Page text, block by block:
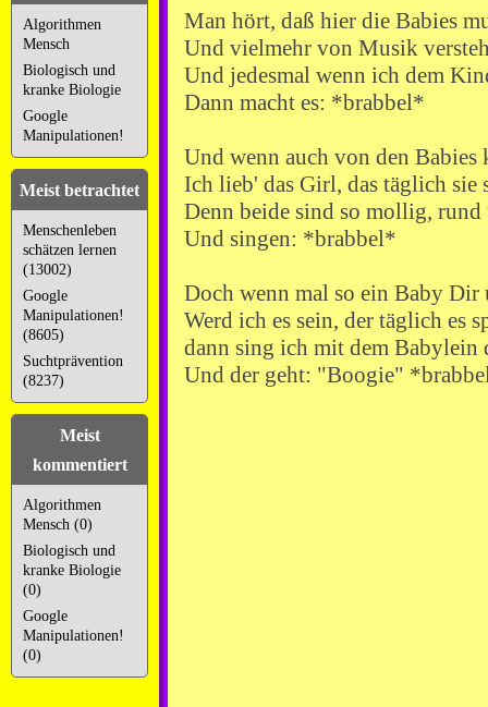
Algorithmen
Mensch
Biologisch und
kranke Biologie
Google
Manipulationen!
Meist betrachtet
Menschenleben
schätzen lernen
(13002)
Google
Manipulationen!
(8605)
Suchtprävention
(8237)
Meist
kommentiert
Algorithmen
Mensch (0)
Biologisch und
kranke Biologie
(0)
Google
Manipulationen!
(0)
Man hört, daß hier die Babies
Und vielmehr von Musik
Und jedesmal wenn ich dem
Dann macht es: *brabbel*
Und wenn auch von den Babies
Ich lieb' das Girl, das täglich sie
Denn beide sind so mollig,
Und singen: *brabbel*
Doch wenn mal so ein Baby Dir
Werd ich es sein, der täglich es
dann sing ich mit dem Babylein
Und der geht: "Boogie"